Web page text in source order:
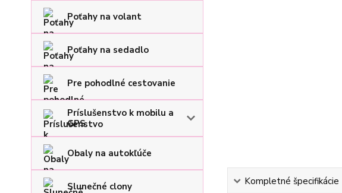
Poťahy na volant
Poťahy na sedadlo
Pre pohodlné cestovanie
Príslušenstvo k mobilu a
GPS
Obaly na autokľúče
Slunečné clony Kompletné špecifikácie